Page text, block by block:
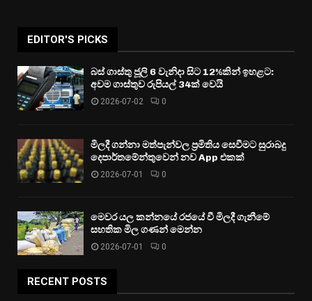
EDITOR'S PICKS
බස් ගාස්තු ජූලි 6 වැනිදා සිට 12%කින් ඉහළට:
අවම ගාස්තුව රුපියල් 34ක් වෙයි
2026-07-02 0
මිලදී ගන්නා මත්පැන්වල ප්‍රමිතිය සෙවීමට සුරාබදු
දෙපාර්තමේන්තුවෙන් නව App එකක්
2026-07-01 0
මෙවර යල කන්නයේ රජයේ වී මිලදී ගැනීමේ
සහතික මිල ගණන් මෙන්න
2026-07-01 0
RECENT POSTS